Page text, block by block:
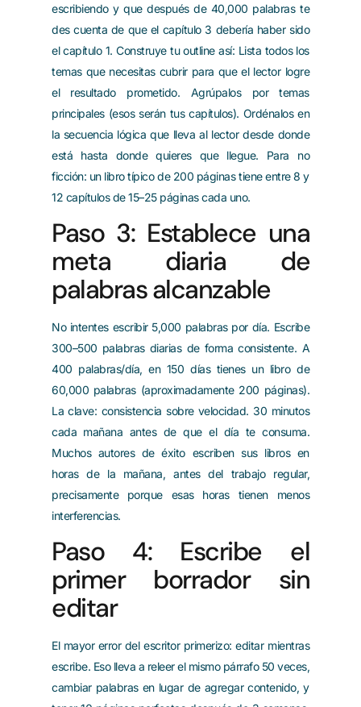
escribiendo y que después de 40,000 palabras te
des cuenta de que el capítulo 3 debería haber sido
el capítulo 1. Construye tu outline así: Lista todos los
temas que necesitas cubrir para que el lector logre
el resultado prometido. Agrúpalos por temas
principales (esos serán tus capítulos). Ordénalos en
la secuencia lógica que lleva al lector desde donde
está hasta donde quieres que llegue. Para no
ficción: un libro típico de 200 páginas tiene entre 8 y
12 capítulos de 15–25 páginas cada uno.
Paso 3: Establece una
meta diaria de
palabras alcanzable
No intentes escribir 5,000 palabras por día. Escribe
300–500 palabras diarias de forma consistente. A
400 palabras/día, en 150 días tienes un libro de
60,000 palabras (aproximadamente 200 páginas).
La clave: consistencia sobre velocidad. 30 minutos
cada mañana antes de que el día te consuma.
Muchos autores de éxito escriben sus libros en
horas de la mañana, antes del trabajo regular,
precisamente porque esas horas tienen menos
interferencias.
Paso 4: Escribe el
primer borrador sin
editar
El mayor error del escritor primerizo: editar mientras
escribe. Eso lleva a releer el mismo párrafo 50 veces,
cambiar palabras en lugar de agregar contenido, y